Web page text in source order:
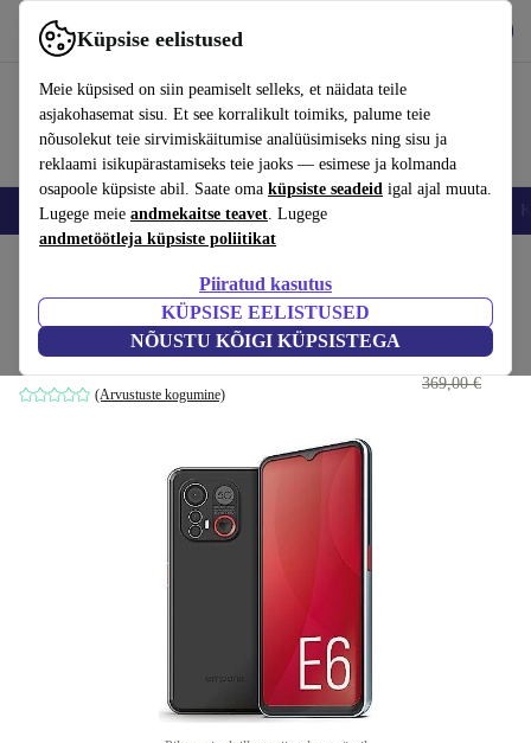
Küpsise eelistused
Meie küpsised on siin peamiselt selleks, et näidata teile
asjakohasemat sisu. Et see korralikult toimiks, palume teie
nõusolekut teie sirvimiskäitumise analüüsimiseks ning sisu ja
reklaami isikupärastamiseks teie jaoks — esimese ja kolmanda
osapoole küpsiste abil. Saate oma küpsiste seadeid igal ajal muuta.
Lugege meie andmekaitse teavet. Lugege
andmetöötleja küpsiste poliitikat
Piiratud kasutus
KÜPSISE EELISTUSED
NÕUSTU KÕIGI KÜPSISTEGA
Kasuta rakendust refurbed kiirelt ja lihtsalt
Nutitelefoni Sülearvutid Tahvelarvutid Nutikellad
Emporia Smart 6
must
(Arvustuste kogumine)
233,99 €
369,00 €